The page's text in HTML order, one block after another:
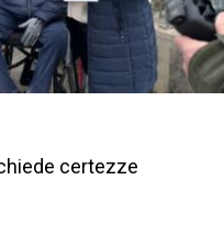
certezze